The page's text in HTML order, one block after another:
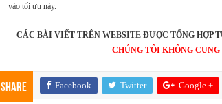
vào tối ưu này.
CÁC BÀI VIẾT TRÊN WEBSITE ĐƯỢC TỔNG HỢP
CHÚNG TÔI KHÔNG
Share Facebook Twitter Google +